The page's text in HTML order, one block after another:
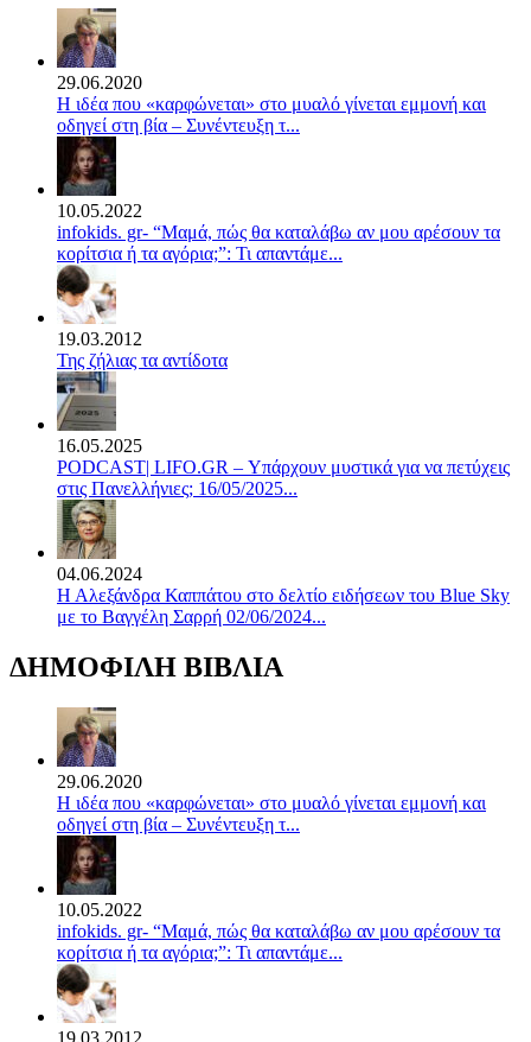
29.06.2020
Η ιδέα που «καρφώνεται» στο μυαλό γίνεται εμμονή και
οδηγεί στη βία – Συνέντευξη τ...
10.05.2022
infokids. gr- “Μαμά, πώς θα καταλάβω αν μου αρέσουν τα
κορίτσια ή τα αγόρια;”: Τι απαντάμε...
19.03.2012
Της ζήλιας τα αντίδοτα
16.05.2025
PODCAST| LIFO.GR – Υπάρχουν μυστικά για να πετύχεις
στις Πανελλήνιες; 16/05/2025...
04.06.2024
Η Αλεξάνδρα Καππάτου στο δελτίο ειδήσεων του Blue Sky
με το Βαγγέλη Σαρρή 02/06/2024...
ΔΗΜΟΦΙΛΗ ΒΙΒΛΙΑ
29.06.2020
Η ιδέα που «καρφώνεται» στο μυαλό γίνεται εμμονή και
οδηγεί στη βία – Συνέντευξη τ...
10.05.2022
infokids. gr- “Μαμά, πώς θα καταλάβω αν μου αρέσουν τα
κορίτσια ή τα αγόρια;”: Τι απαντάμε...
19.03.2012